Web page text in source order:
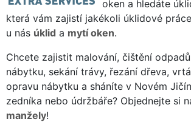
oken a hledáte
která vám zajistí jakékoli úklidové
u nás úklid a mytí oken.
Chcete zajistit malování, čištění
nábytku, sekání trávy, řezání dřeva,
opravu nábytku a sháníte v Novém
zedníka nebo údržbáře? Objednejte si
manžely!